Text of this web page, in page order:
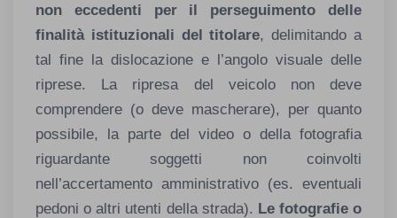
non eccedenti per il perseguimento delle
finalità istituzionali del titolare, delimitando a
tal fine la dislocazione e l’angolo visuale delle
riprese. La ripresa del veicolo non deve
comprendere (o deve mascherare), per quanto
possibile, la parte del video o della fotografia
riguardante soggetti non coinvolti
nell’accertamento amministrativo (es. eventuali
pedoni o altri utenti della strada). Le fotografie o